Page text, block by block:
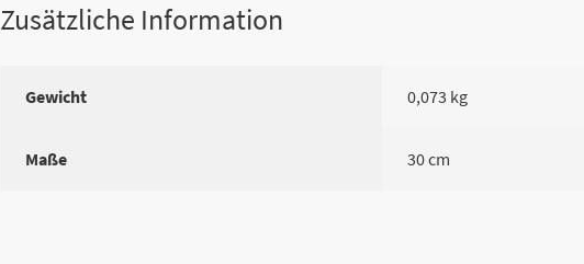
Zusätzliche Information
Gewicht 0,073 kg
Maße 30 cm